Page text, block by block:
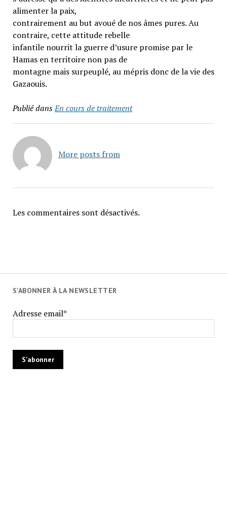
alimenter la paix,
contrairement au but avoué de nos âmes pures. Au
contraire, cette attitude rebelle
infantile nourrit la guerre d’usure promise par le
Hamas en territoire non pas de
montagne mais surpeuplé, au mépris donc de la vie des
Gazaouis.
Publié dansEn cours de traitement
More posts from
Les commentaires sont désactivés.
S'ABONNER À LA NEWSLETTER
Adresse email*